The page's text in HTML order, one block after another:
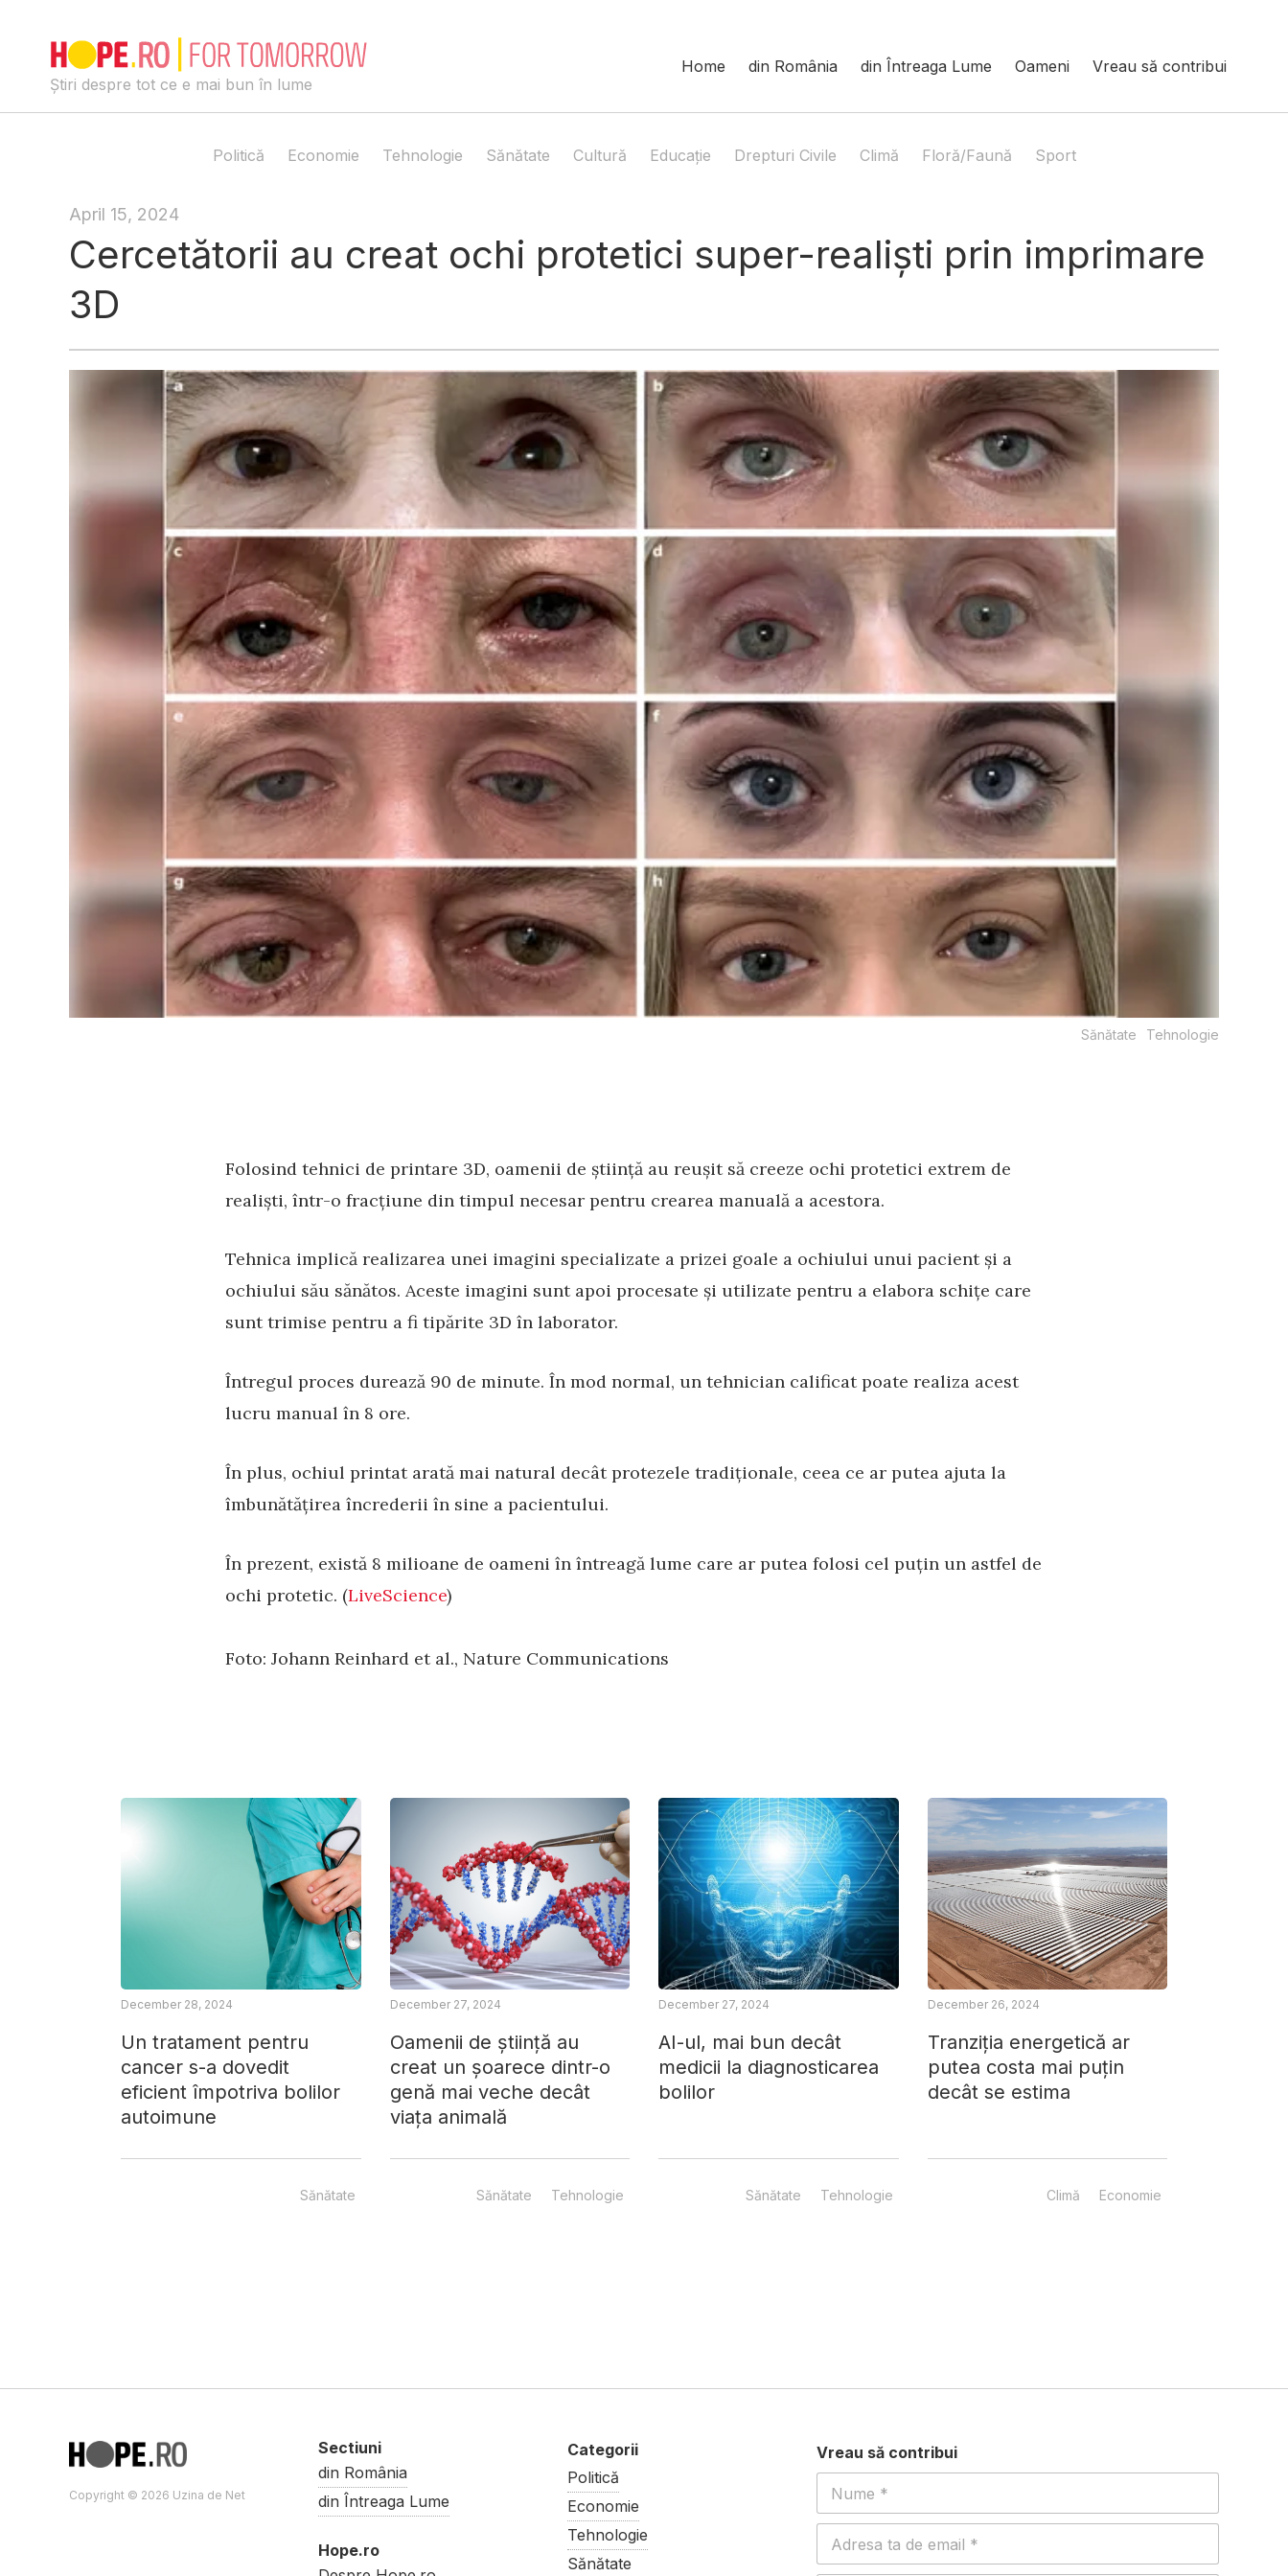
contentȘtiri despre tot ce e mai bun în lume
Home din România din Întreaga Lume Oameni Vreau să contribui
Politică Economie Tehnologie Sănătate Cultură Educație Drepturi Civile Climă Floră/Faună Sport
April 15, 2024
Cercetătorii au creat ochi protetici super-realiști prin imprimare
3D
Sănătate Tehnologie
Folosind tehnici de printare 3D, oamenii de știință au reușit să creeze ochi protetici extrem de
realiști, într-o fracțiune din timpul necesar pentru crearea manuală a acestora.
Tehnica implică realizarea unei imagini specializate a prizei goale a ochiului unui pacient și a
ochiului său sănătos. Aceste imagini sunt apoi procesate și utilizate pentru a elabora schițe care
sunt trimise pentru a fi tipărite 3D în laborator.
Întregul proces durează 90 de minute. În mod normal, un tehnician calificat poate realiza acest
lucru manual în 8 ore.
În plus, ochiul printat arată mai natural decât protezele tradiționale, ceea ce ar putea ajuta la
îmbunătățirea încrederii în sine a pacientului.
În prezent, există 8 milioane de oameni în întreagă lume care ar putea folosi cel puțin un astfel de
ochi protetic. (LiveScience)
Foto: Johann Reinhard et al., Nature Communications
Un tratament pentru
cancer s-a dovedit
eficient împotriva bolilor
autoimune
December 28, 2024
Sănătate
Oamenii de știință au
creat un șoarece dintr-o
genă mai veche decât
viața animală
December 27, 2024
Sănătate Tehnologie
AI-ul, mai bun decât
medicii la diagnosticarea
bolilor
December 27, 2024
Sănătate Tehnologie
Tranziția energetică ar
putea costa mai puțin
decât se estima
December 26, 2024
Climă Economie
Copyright © 2026 Uzina de Net
Sectiuni
din România
din Întreaga Lume
Hope.ro
Politică
Economie
Tehnologie
Sănătate